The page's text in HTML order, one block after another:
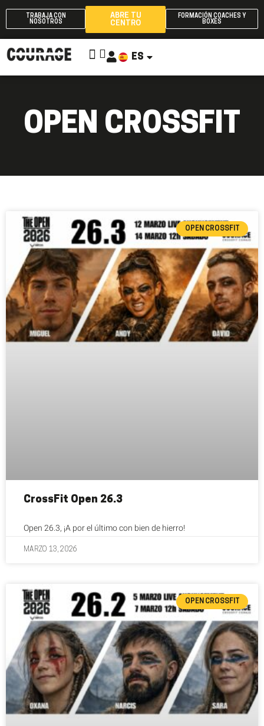
TRABAJA CON
NOSOTROS
ABRE TU
CENTRO
FORMACIÓN COACHES Y
BOXES
ES
EN
OPEN CROSSFIT
OPEN CROSSFIT
CrossFit Open 26.3
Open 26.3, ¡A por el último con bien de hierro!
MARZO 13, 2026
OPEN CROSSFIT